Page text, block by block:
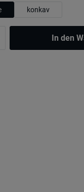
konkav
den In den